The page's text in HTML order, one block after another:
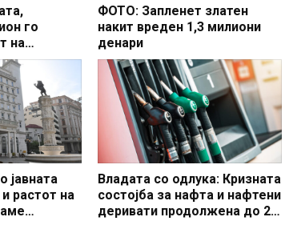
го
на
културно
јавната
растот на
ФОТО: Запленет златен
накит вреден 1,3 милиони
денари
Владата со одлука: Кризната
состојба за нафта и нафтени
деривати продолжена до 20